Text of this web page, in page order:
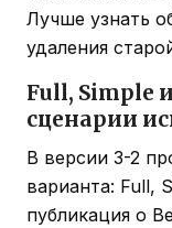
Лучше узнать
удаления
Full, Simple
сценарии
В версии 3-2
варианта: Full,
публикация о